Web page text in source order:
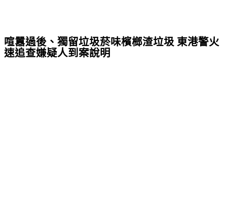
喧囂過後、獨留垃圾菸味檳榔渣垃圾 東港警火
速追查嫌疑人到案說明